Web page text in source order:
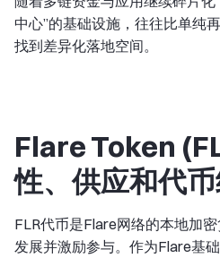
中心”的基础设施，往往比单纯
找到差异化落地空间。
Flare Token
性、供应和代
FLR代币是Flare网络的本地加
发展并激励参与。作为Flare基